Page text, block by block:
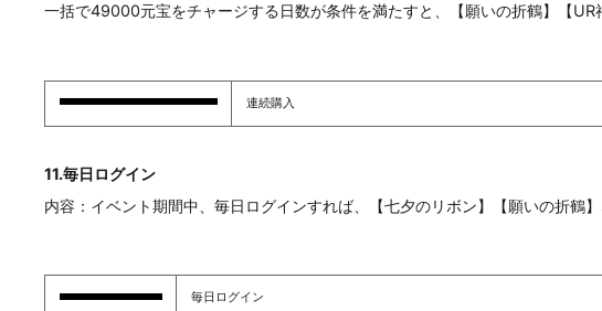
一括で49000元宝をチャージする日数が条件を満たすと、【願いの折鶴】【
連続購入
11.毎日ログイン
内容：イベント期間中、毎日ログインすれば、【七夕のリボン】【願いの折鶴
毎日ログイン